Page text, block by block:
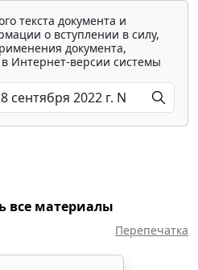
текста документа и
о вступлении в силу,
документа,
Интернет-версии системы
все материалы
Перепечатка